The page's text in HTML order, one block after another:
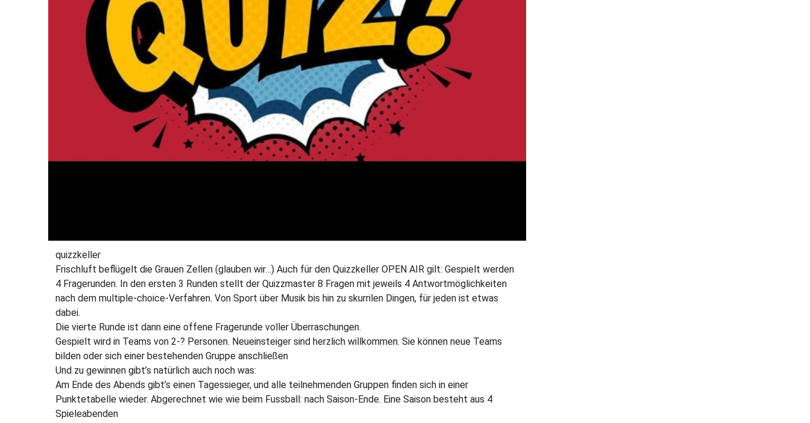
quizzkeller
Frischluft beflügelt die Grauen Zellen (glauben wir…) Auch für den Quizzkeller OPEN AIR gilt: Gespielt werden
4 Fragerunden. In den ersten 3 Runden stellt der Quizzmaster 8 Fragen mit jeweils 4 Antwortmöglichkeiten
nach dem multiple-choice-Verfahren. Von Sport über Musik bis hin zu skurrilen Dingen, für jeden ist etwas
dabei.
Die vierte Runde ist dann eine offene Fragerunde voller Überraschungen.
Gespielt wird in Teams von 2-? Personen. Neueinsteiger sind herzlich willkommen. Sie können neue Teams
bilden oder sich einer bestehenden Gruppe anschließen
Und zu gewinnen gibt’s natürlich auch noch was:
Am Ende des Abends gibt’s einen Tagessieger, und alle teilnehmenden Gruppen finden sich in einer
Punktetabelle wieder. Abgerechnet wie wie beim Fussball: nach Saison-Ende. Eine Saison besteht aus 4
Spieleabenden